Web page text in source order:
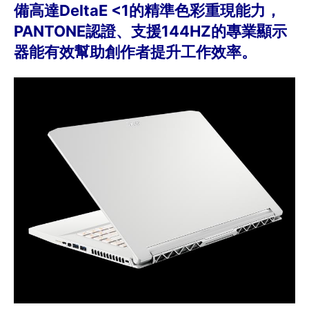
備高達DeltaE <1的精準色彩重現能力，
PANTONE認證、支援144HZ的專業顯示
器能有效幫助創作者提升工作效率。